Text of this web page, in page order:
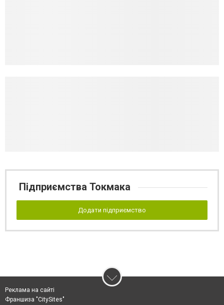
Підприємства Токмака
Додати підприємство
Реклама на сайті
Франшиза "CitySites"